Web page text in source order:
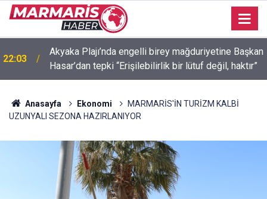
21:58
İçmeler’de denize kanalizasyon aktı “Yeşilimiz gitti,
mavimiz gitmesin! ”
Anasayfa Ekonomi
MARMARİS'İN TURİZM KALBİ
UZUNYALI SEZONA HAZIRLANIYOR